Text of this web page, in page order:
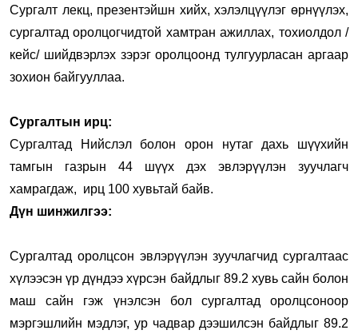
Сургалт лекц, презентэйшн хийх, хэлэлцүүлэг өрнүүлэх,
сургалтад оролцогчидтой хамтран ажиллах, тохиолдол /
кейс/ шийдвэрлэх зэрэг оролцоонд тулгуурласан аргаар
зохион байгууллаа.
Сургалтын ирц:
Сургалтад Нийслэл болон орон нутаг дахь шүүхийн
тамгын газрын 44 шүүх дэх эвлэрүүлэн зуучлагч
хамрагдаж, ирц 100 хувьтай байв.
Дүн шинжилгээ:
Сургалтад оролцсон эвлэрүүлэн зуучлагчид сургалтаас
хүлээсэн үр дүндээ хүрсэн байдлыг 89.2 хувь сайн болон
маш сайн гэж үнэлсэн бол сургалтад оролцсоноор
мэргэшлийн мэдлэг, ур чадвар дээшилсэн байдлыг 89.2